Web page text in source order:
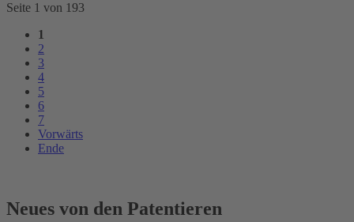
Seite 1 von 193
1
2
3
4
5
6
7
Vorwärts
Ende
Neues von den Patentieren